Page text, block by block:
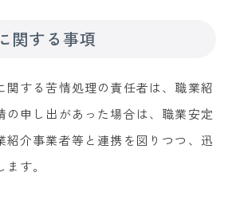
関する事項
関する苦情処理の責任者は、職業紹
の申し出があった場合は、職業安定
紹介事業者等と連携を図りつつ、迅
す。